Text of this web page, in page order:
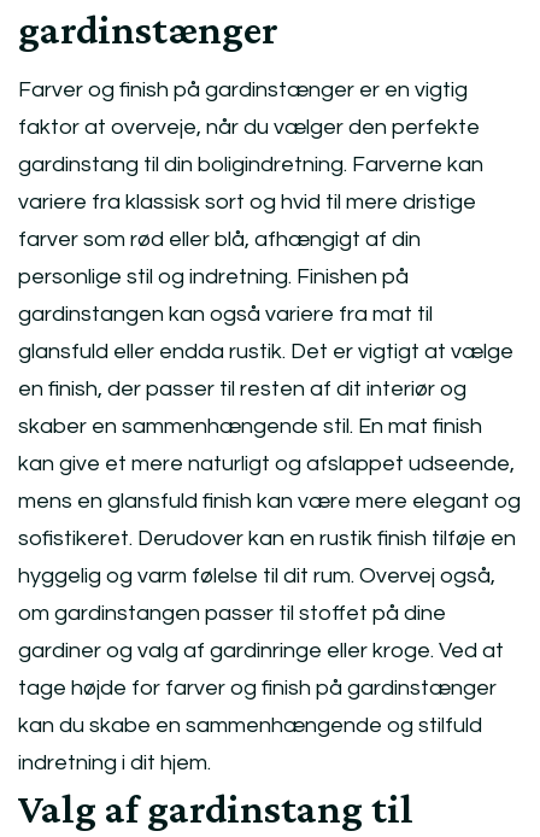
gardinstænger
Farver og finish på gardinstænger er en vigtig
faktor at overveje, når du vælger den perfekte
gardinstang til din boligindretning. Farverne kan
variere fra klassisk sort og hvid til mere dristige
farver som rød eller blå, afhængigt af din
personlige stil og indretning. Finishen på
gardinstangen kan også variere fra mat til
glansfuld eller endda rustik. Det er vigtigt at vælge
en finish, der passer til resten af dit interiør og
skaber en sammenhængende stil. En mat finish
kan give et mere naturligt og afslappet udseende,
mens en glansfuld finish kan være mere elegant og
sofistikeret. Derudover kan en rustik finish tilføje en
hyggelig og varm følelse til dit rum. Overvej også,
om gardinstangen passer til stoffet på dine
gardiner og valg af gardinringe eller kroge. Ved at
tage højde for farver og finish på gardinstænger
kan du skabe en sammenhængende og stilfuld
indretning i dit hjem.
Valg af gardinstang til